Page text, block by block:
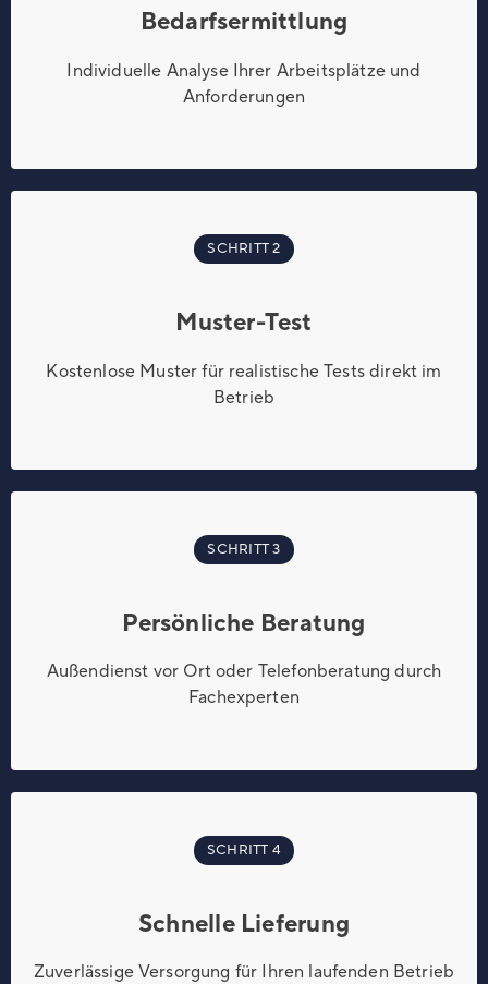
Bedarfsermittlung
Individuelle Analyse Ihrer Arbeitsplätze und
Anforderungen
SCHRITT 2
Muster-Test
Kostenlose Muster für realistische Tests direkt im
Betrieb
SCHRITT 3
Persönliche Beratung
Außendienst vor Ort oder Telefonberatung durch
Fachexperten
SCHRITT 4
Schnelle Lieferung
Zuverlässige Versorgung für Ihren laufenden Betrieb